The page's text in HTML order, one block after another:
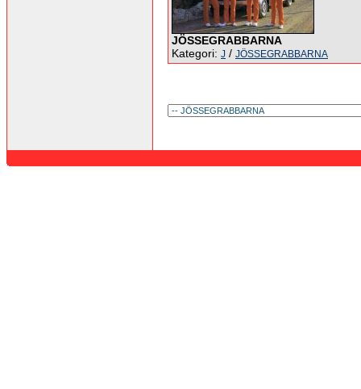
JÖSSEGRABBARNA
Kategori: J / JÖSSEGRABBARNA